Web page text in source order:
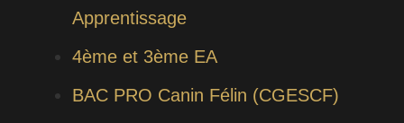
Apprentissage
4ème et 3ème EA
BAC PRO Canin Félin (CGESCF)